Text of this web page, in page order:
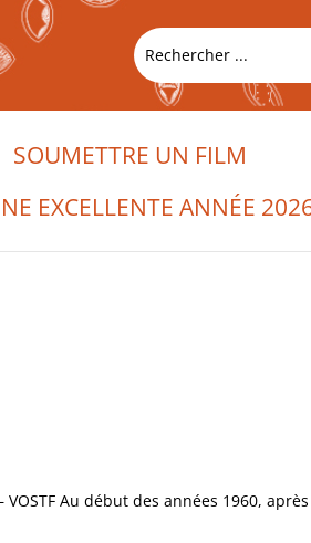
SOUMETTRE UN FILM
EXCELLENTE ANNÉE
Au début des années 1960,